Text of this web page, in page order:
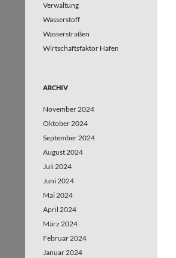
Verwaltung
Wasserstoff
Wasserstraßen
Wirtschaftsfaktor Hafen
ARCHIV
November 2024
Oktober 2024
September 2024
August 2024
Juli 2024
Juni 2024
Mai 2024
April 2024
März 2024
Februar 2024
Januar 2024